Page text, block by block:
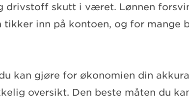
drivstoff skutt i været. Lønnen
tikker inn på kontoen, og for mange
kan gjøre for økonomien din
oversikt. Den beste måten du